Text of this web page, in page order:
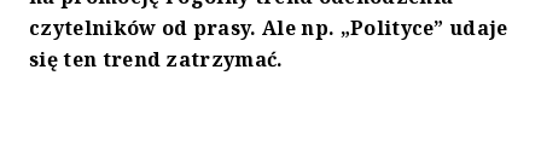
czytelników od prasy. Ale np. „Polityce” udaje
się ten trend zatrzymać.